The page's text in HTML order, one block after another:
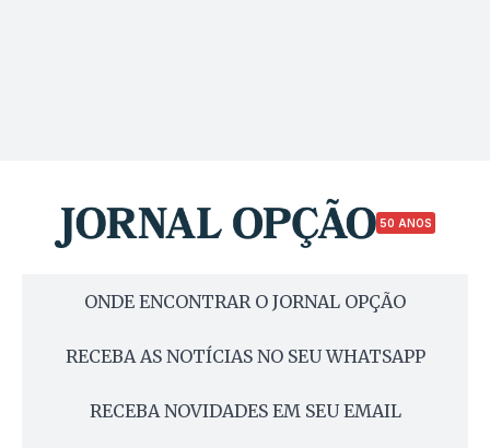
50 ANOS
ONDE ENCONTRAR O JORNAL OPÇÃO
RECEBA AS NOTÍCIAS NO SEU WHATSAPP
RECEBA NOVIDADES EM SEU EMAIL